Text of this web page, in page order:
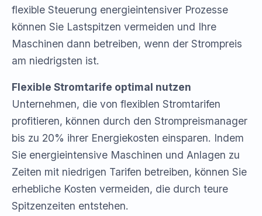
flexible Steuerung energieintensiver Prozesse
können Sie Lastspitzen vermeiden und Ihre
Maschinen dann betreiben, wenn der Strompreis
am niedrigsten ist.
Flexible Stromtarife optimal nutzen
Unternehmen, die von flexiblen Stromtarifen
profitieren, können durch den Strompreismanager
bis zu 20% ihrer Energiekosten einsparen. Indem
Sie energieintensive Maschinen und Anlagen zu
Zeiten mit niedrigen Tarifen betreiben, können Sie
erhebliche Kosten vermeiden, die durch teure
Spitzenzeiten entstehen.